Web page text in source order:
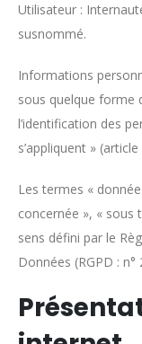
Utilisateur :
susnommé.
Informations
sous quelque forme
l’identification des
s’appliquent »
Les termes «
concernée », « sous
sens défini par le
Données (RGPD : n°